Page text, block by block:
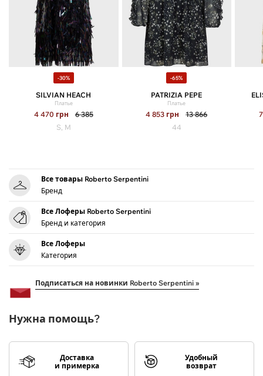
-30%
SILVIAN HEACH
Платье
4 470 грн
6 385
S, M
-65%
PATRIZIA PEPE
Платье
4 853 грн
13 866
44
Все товары Roberto Serpentini
Бренд
Все Лоферы Roberto Serpentini
Бренд и категория
Все Лоферы
Категория
Подписаться на новинки Roberto Serpentini »
Нужна помощь?
Доставка
и примерка
Удобный
возврат